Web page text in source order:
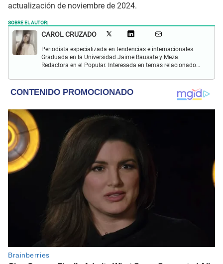
actualización de noviembre de 2024.
SOBRE EL AUTOR:
CAROL CRUZADO
Periodista especializada en tendencias e internacionales.
Graduada en la Universidad Jaime Bausate y Meza.
Redactora en el Popular. Interesada en temas relacionados
comunidades nativas y apoyo social.